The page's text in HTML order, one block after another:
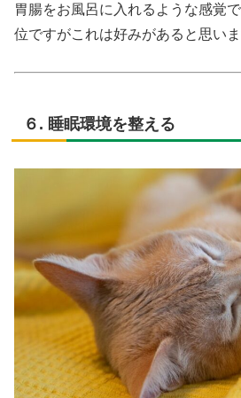
胃腸をお風呂に入れるような感覚
位ですがこれは好みがあると思いま
６. 睡眠環境を整える